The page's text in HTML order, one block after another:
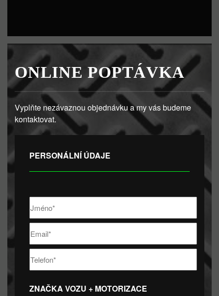
ONLINE POPTÁVKA
Vyplňte nezávaznou objednávku a my vás budeme
kontaktovat.
PERSONÁLNÍ ÚDAJE
ZNAČKA VOZU + MOTORIZACE